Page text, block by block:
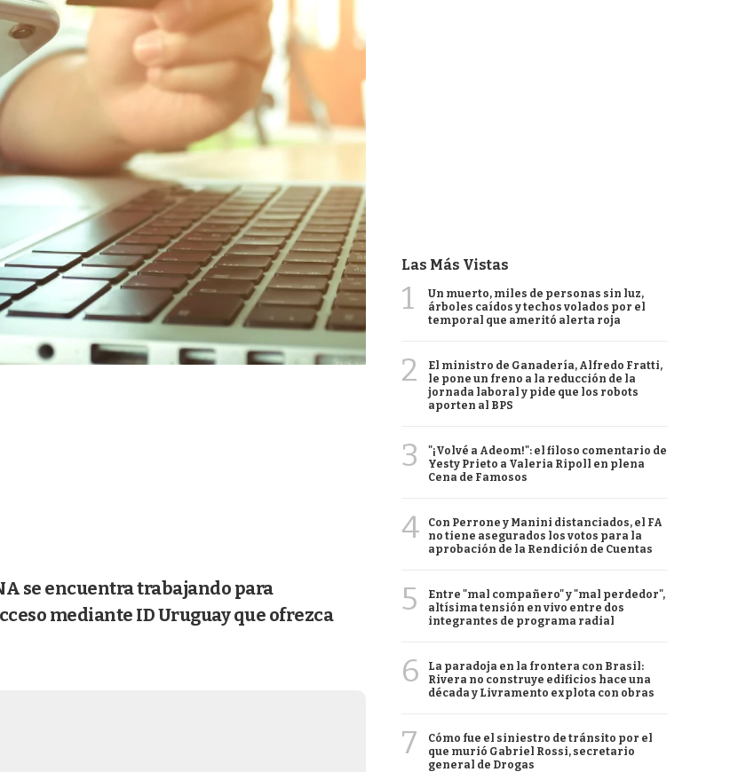
se encuentra trabajando para
mediante ID Uruguay que ofrezca
Las Más Vistas
1
Un muerto, miles de personas sin luz,
árboles caídos y techos volados por el
temporal que ameritó alerta roja
2
El ministro de Ganadería, Alfredo Fratti,
le pone un freno a la reducción de la
jornada laboral y pide que los robots
aporten al BPS
3
"¡Volvé a Adeom!": el filoso comentario de
Yesty Prieto a Valeria Ripoll en plena
Cena de Famosos
4
Con Perrone y Manini distanciados, el FA
no tiene asegurados los votos para la
aprobación de la Rendición de Cuentas
5
Entre "mal compañero" y "mal perdedor",
altísima tensión en vivo entre dos
integrantes de programa radial
6
La paradoja en la frontera con Brasil:
Rivera no construye edificios hace una
década y Livramento explota con obras
7
Cómo fue el siniestro de tránsito por el
que murió Gabriel Rossi, secretario
general de Drogas